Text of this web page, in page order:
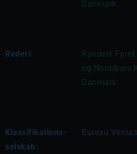
Danmark
Rederi:
Randers
og Norddjurs
Danmark
Klassifikations-
selskab:
Bureau